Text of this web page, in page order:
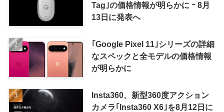
Tag｣の価格情報が明らかに ｰ 8月
13日に発表へ
｢Google Pixel 11｣シリーズの詳細
なスペックと全モデルの価格情報
が明らかに
Insta360、新型360度アクション
カメラ｢Insta360 X6｣を8月12日に